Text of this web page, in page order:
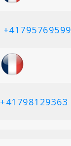
+41795769599
+41798129363